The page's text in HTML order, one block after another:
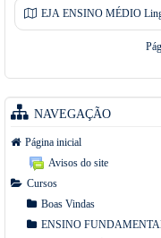
EJA ENSINO MÉDIO
NAVEGAÇÃO
Página inicial
Avisos do site
Cursos
Boas Vindas
ENSINO